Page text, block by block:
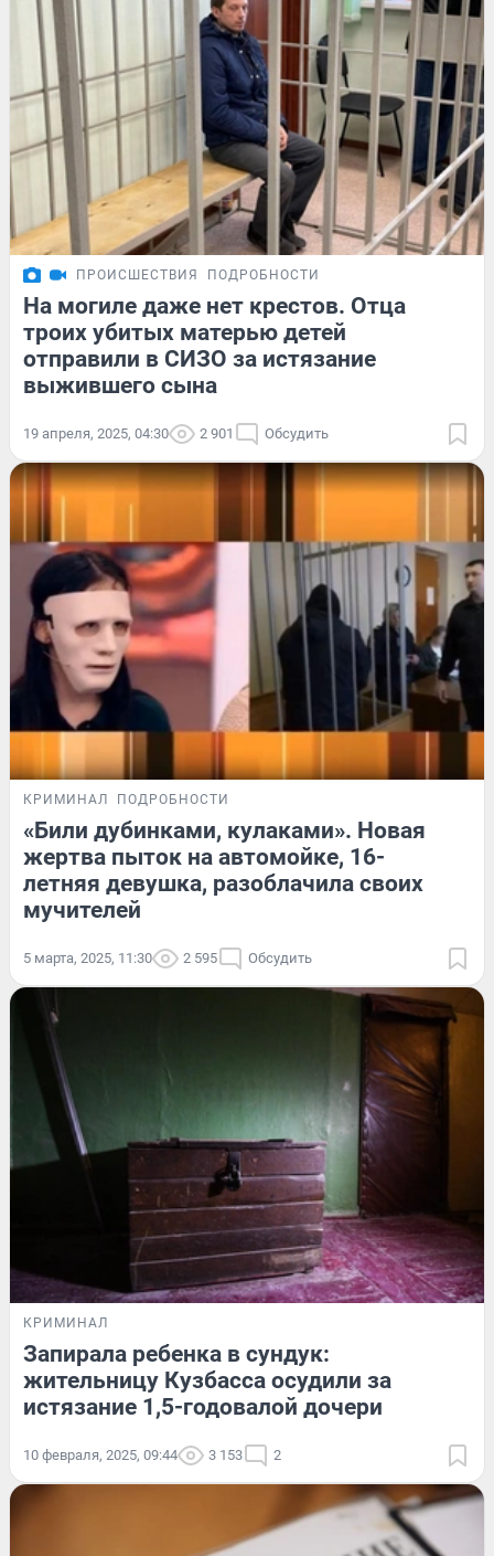
ПРОИСШЕСТВИЯ ПОДРОБНОСТИ
На могиле даже нет крестов. Отца
троих убитых матерью детей
отправили в СИЗО за истязание
выжившего сына
19 апреля, 2025, 04:30 2 901 Обсудить
КРИМИНАЛ ПОДРОБНОСТИ
«Били дубинками, кулаками». Новая
жертва пыток на автомойке, 16-
летняя девушка, разоблачила своих
мучителей
5 марта, 2025, 11:30 2 595 Обсудить
КРИМИНАЛ
Запирала ребенка в сундук:
жительницу Кузбасса осудили за
истязание 1,5-годовалой дочери
10 февраля, 2025, 09:44 3 153 2